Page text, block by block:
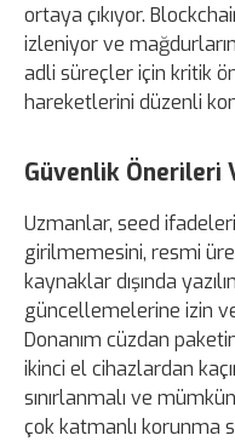
ortaya çıkıyor.
izleniyor ve
adli süreçler için kritik
hareketlerini düzenli
Güvenlik Önerileri
Uzmanlar, seed
girilmemesini, resmi
kaynaklar dışında
güncellemelerine izin
Donanım cüzdan
ikinci el cihazlardan
sınırlanmalı ve
çok katmanlı korunma